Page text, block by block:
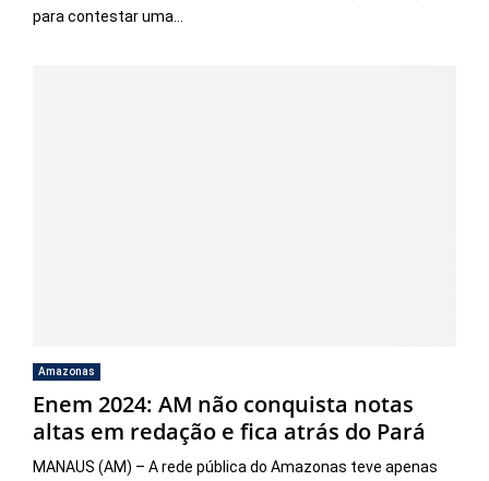
para contestar uma...
Amazonas
Enem 2024: AM não conquista notas
altas em redação e fica atrás do Pará
MANAUS (AM) – A rede pública do Amazonas teve apenas